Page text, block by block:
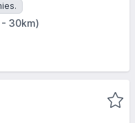
30km)